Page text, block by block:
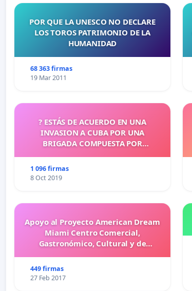
POR QUE LA UNESCO NO DECLARE
LOS TOROS PATRIMONIO DE LA
HUMANIDAD
68 363 firmas
19 Mar 2011
? ESTÁS DE ACUERDO EN UNA
INVASION A CUBA POR UNA
BRIGADA COMPUESTA POR
1 096 firmas
8 Oct 2019
Apoyo al Proyecto American Dream
Miami Centro Comercial,
Gastronómico, Cultural y de
449 firmas
27 Feb 2017